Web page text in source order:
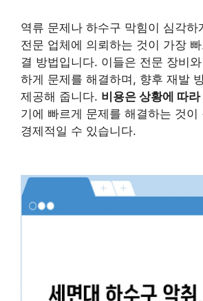
역류 문제나 하수구 막힘이 심각하
전문 업체에 의뢰하는 것이 가장
결 방법입니다. 이들은 전문 장비
하게 문제를 해결하며, 향후 재발
제공해 줍니다. 비용은 상황에 따
기에 빠르게 문제를 해결하는 것이
경제적일 수 있습니다.